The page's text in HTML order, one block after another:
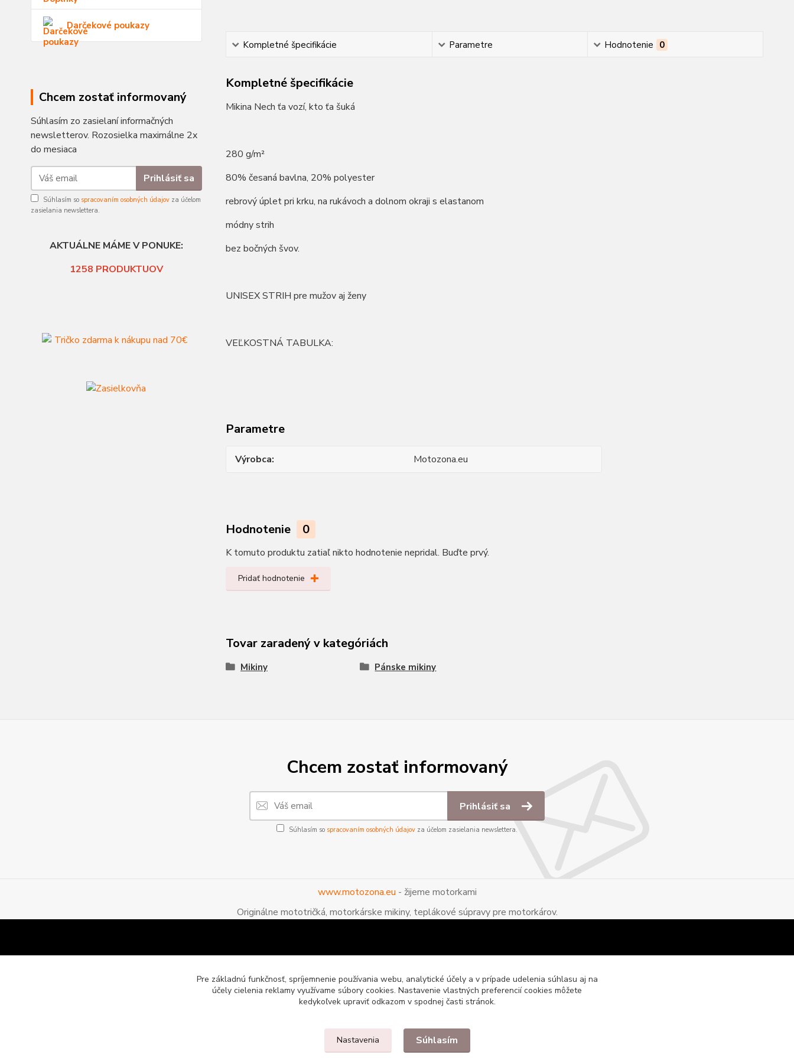
Darčekové poukazy
Chcem zostať informovaný
Súhlasím zo zasielaní informačných
newsletterov. Rozosielka maximálne 2x
do mesiaca
Prihlásiť sa
Súhlasím so spracovaním osobných údajov za účelom
zasielania newslettera.
AKTUÁLNE MÁME V PONUKE:
1258 PRODUKTUOV
Kompletné špecifikácie Parametre Hodnotenie 0
Kompletné špecifikácie
Mikina Nech ťa vozí, kto ťa šuká
280 g/m²
80% česaná bavlna, 20% polyester
rebrový úplet pri krku, na rukávoch a dolnom okraji s elastanom
módny strih
bez bočných švov.
UNISEX STRIH pre mužov aj ženy
VEĽKOSTNÁ TABULKA:
Parametre
Výrobca Motozona.eu
Hodnotenie 0
K tomuto produktu zatiaľ nikto hodnotenie nepridal. Buďte prvý.
Pridať hodnotenie
Tovar zaradený v kategóriách
Mikiny Pánske mikiny
Chcem zostať informovaný
Prihlásiť sa
Súhlasím so spracovaním osobných údajov za účelom zasielania newslettera.
www.motozona.eu - žijeme motorkami
Originálne mototričká, motorkárske mikiny, teplákové súpravy pre motorkárov.
Pre základnú funkčnosť, spríjemnenie používania webu, analytické účely a v prípade udelenia súhlasu aj na
účely cielenia reklamy využívame súbory cookies. Nastavenie vlastných preferencií cookies môžete
kedykoľvek upraviť odkazom v spodnej časti stránok.
Nastavenia Súhlasím